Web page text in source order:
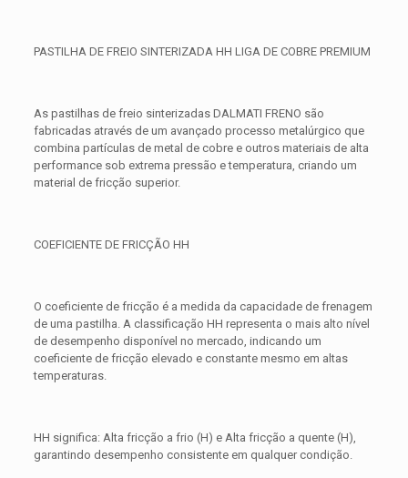
PASTILHA DE FREIO SINTERIZADA HH LIGA DE COBRE PREMIUM
As pastilhas de freio sinterizadas DALMATI FRENO são
fabricadas através de um avançado processo metalúrgico que
combina partículas de metal de cobre e outros materiais de alta
performance sob extrema pressão e temperatura, criando um
material de fricção superior.
COEFICIENTE DE FRICÇÃO HH
O coeficiente de fricção é a medida da capacidade de frenagem
de uma pastilha. A classificação HH representa o mais alto nível
de desempenho disponível no mercado, indicando um
coeficiente de fricção elevado e constante mesmo em altas
temperaturas.
HH significa: Alta fricção a frio (H) e Alta fricção a quente (H),
garantindo desempenho consistente em qualquer condição.